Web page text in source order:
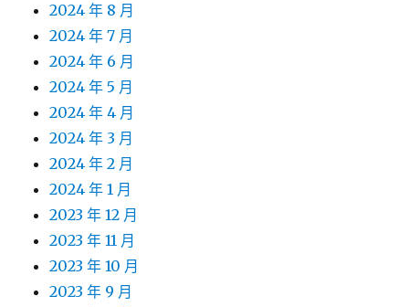
2024 年 8 月
2024 年 7 月
2024 年 6 月
2024 年 5 月
2024 年 4 月
2024 年 3 月
2024 年 2 月
2024 年 1 月
2023 年 12 月
2023 年 11 月
2023 年 10 月
2023 年 9 月